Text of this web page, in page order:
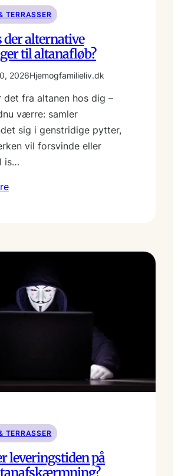
TERRASSER
der alternative
til altanafløb?
2026Hjemogfamilieliv.dk
det fra altanen hos dig –
værre: samler
sig i genstridige pytter,
vil forsvinde eller
is…
TERRASSER
leveringstiden på